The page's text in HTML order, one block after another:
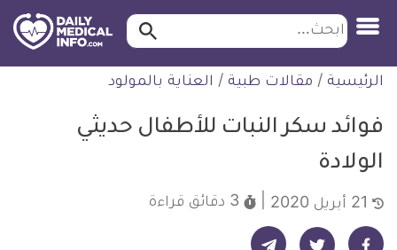
التخطي
للمحتوى
طبية
ابحث ابحث…
الرئيسية / مقالات طبية / العناية بالمولود
فوائد سكر النبات للأطفال حديثي
الولادة
3 دقائق قراءة
شارك على فيسبوك - ديلي ميديكال انفو شارك على تويتر - ديلي ميديكال انفو شارك على تيليجرام - ديلي ميديكال انفو